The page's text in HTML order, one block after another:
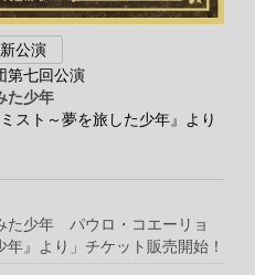
公演
第七回公演
た少年
スト～夢を旅した少年』より
た少年 パウロ・コエーリョ
年』より」チケット販売開始！